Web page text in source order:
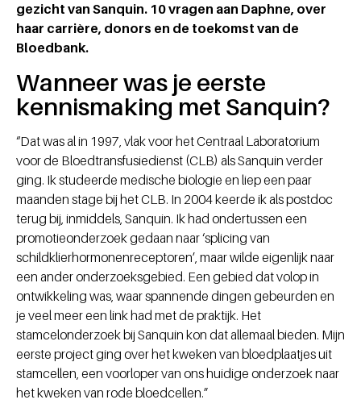
gezicht van Sanquin. 10 vragen aan Daphne, over
haar carrière, donors en de toekomst van de
Bloedbank.
Wanneer was je eerste
kennismaking met Sanquin?
“Dat was al in 1997, vlak voor het Centraal Laboratorium
voor de Bloedtransfusiedienst (CLB) als Sanquin verder
ging. Ik studeerde medische biologie en liep een paar
maanden stage bij het CLB. In 2004 keerde ik als postdoc
terug bij, inmiddels, Sanquin. Ik had ondertussen een
promotieonderzoek gedaan naar ‘splicing van
schildklierhormonenreceptoren’, maar wilde eigenlijk naar
een ander onderzoeksgebied. Een gebied dat volop in
ontwikkeling was, waar spannende dingen gebeurden en
je veel meer een link had met de praktijk. Het
stamcelonderzoek bij Sanquin kon dat allemaal bieden. Mijn
eerste project ging over het kweken van bloedplaatjes uit
stamcellen, een voorloper van ons huidige onderzoek naar
het kweken van rode bloedcellen.”